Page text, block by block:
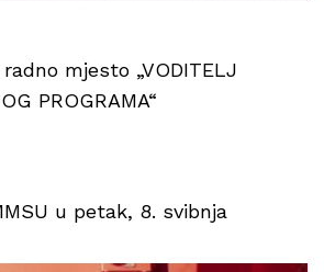
mjesto „VODITELJ
PROGRAMA“
u petak, 8. svibnja